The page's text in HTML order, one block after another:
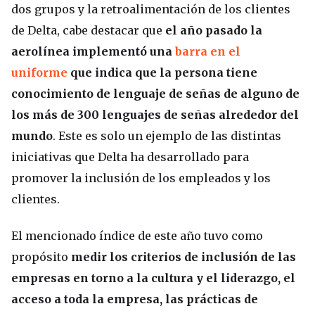
dos grupos y la retroalimentación de los clientes
de Delta, cabe destacar que el año pasado la
aerolínea implementó unabarra en el
uniforme que indica que la persona tiene
conocimiento de lenguaje de señas de alguno de
los más de 300 lenguajes de señas alrededor del
mundo. Este es solo un ejemplo de las distintas
iniciativas que Delta ha desarrollado para
promover la inclusión de los empleados y los
clientes.
El mencionado índice de este año tuvo como
propósito medir los criterios de inclusión de las
empresas en torno a la cultura y el liderazgo, el
acceso a toda la empresa, las prácticas de